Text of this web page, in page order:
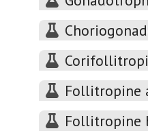
Follitropine
Follitropine